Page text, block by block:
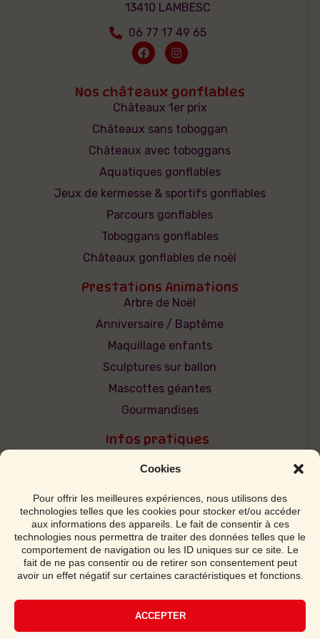
Cookies
Pour offrir les meilleures expériences, nous utilisons des
technologies telles que les cookies pour stocker et/ou accéder
aux informations des appareils. Le fait de consentir à ces
technologies nous permettra de traiter des données telles que le
comportement de navigation ou les ID uniques sur ce site. Le
fait de ne pas consentir ou de retirer son consentement peut
avoir un effet négatif sur certaines caractéristiques et fonctions.
ACCEPTER
13410 LAMBESC
06 77 17 49 65
Nos châteaux gonflables
Châteaux 1er prix
Châteaux sans toboggan
Châteaux avec toboggans
Aquatiques gonflables
Jeux de kermesse & sportifs gonflables
Parcours gonflables
Toboggans gonflables
Châteaux gonflables de noël
Prestations Animations
Arbre de Noël
Anniversaire / Baptême
Maquillage enfants
Sculptures sur ballon
Mascottes géantes
Gourmandises
Infos pratiques
Click & Collect / Livraison
Notice Montage / Démontage
Jusqu'à -50% sur nos locations
Acheter un Château Gonflable
Réservation sécurisée